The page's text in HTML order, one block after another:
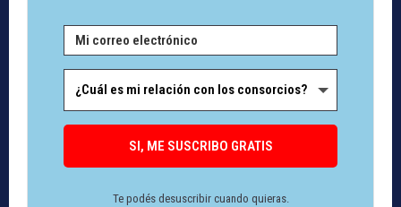
SI, ME SUSCRIBO GRATIS
Te podés desuscribir cuando quieras.